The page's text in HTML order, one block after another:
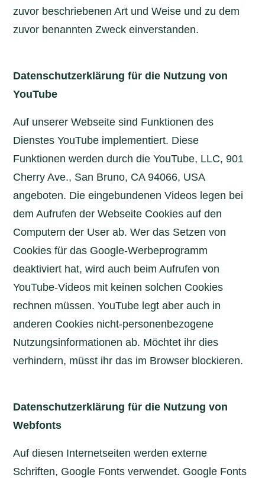
zuvor beschriebenen Art und Weise und zu dem
zuvor benannten Zweck einverstanden.
Datenschutzerklärung für die Nutzung von
YouTube
Auf unserer Webseite sind Funktionen des
Dienstes YouTube implementiert. Diese
Funktionen werden durch die YouTube, LLC, 901
Cherry Ave., San Bruno, CA 94066, USA
angeboten. Die eingebundenen Videos legen bei
dem Aufrufen der Webseite Cookies auf den
Computern der User ab. Wer das Setzen von
Cookies für das Google-Werbeprogramm
deaktiviert hat, wird auch beim Aufrufen von
YouTube-Videos mit keinen solchen Cookies
rechnen müssen. YouTube legt aber auch in
anderen Cookies nicht-personenbezogene
Nutzungsinformationen ab. Möchtet ihr dies
verhindern, müsst ihr das im Browser blockieren.
Datenschutzerklärung für die Nutzung von
Webfonts
Auf diesen Internetseiten werden externe
Schriften, Google Fonts verwendet. Google Fonts